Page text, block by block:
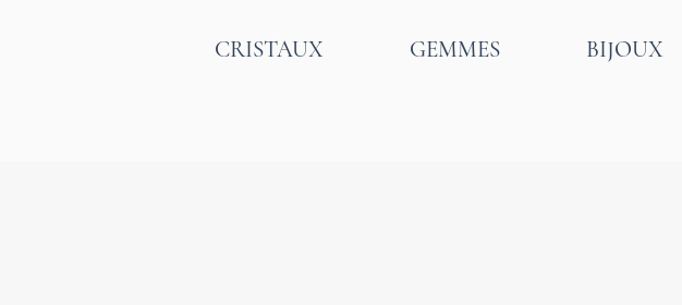
CRISTAUX GEMMES BIJOUX